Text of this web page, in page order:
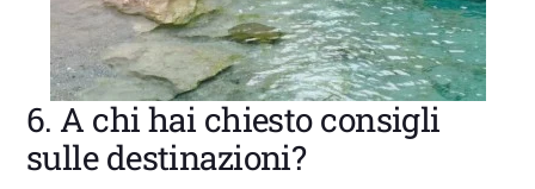
6. A chi hai chiesto consigli
sulle destinazioni?